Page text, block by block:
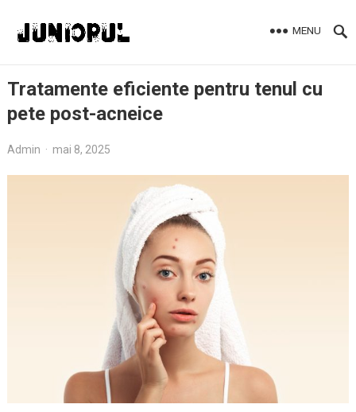
MENU
Tratamente eficiente pentru tenul cu
pete post-acneice
Admin · mai 8, 2025